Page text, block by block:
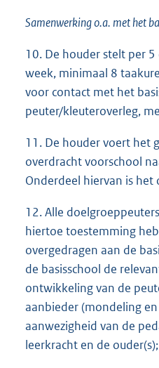
Samenwerking o.a. met het
10. De houder stelt per
week, minimaal 8
voor contact met het
peuter/kleuteroverleg,
11. De houder voert het
overdracht voorschool
Onderdeel hiervan is
12. Alle
hiertoe toestemming
overgedragen aan de
de basisschool de
ontwikkeling van de
aanbieder (mondeling
aanwezigheid van de
leerkracht en de ouder(s);